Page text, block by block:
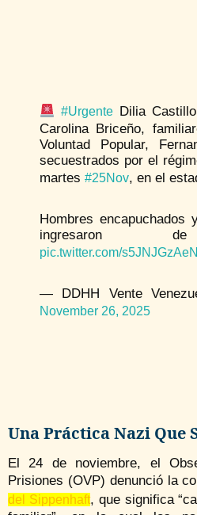
#Urgente Dilia
Carolina Briceño,
Voluntad Popular,
secuestrados por el
martes #25Nov, en el
Hombres encapuchados
ingresaron
pic.twitter.com/s5JNJGzAeN
— DDHH Vente
November 26, 2025
Una Práctica Nazi Que
El 24 de noviembre, el
Prisiones (OVP) denunció la
del Sippenhaft, que significa